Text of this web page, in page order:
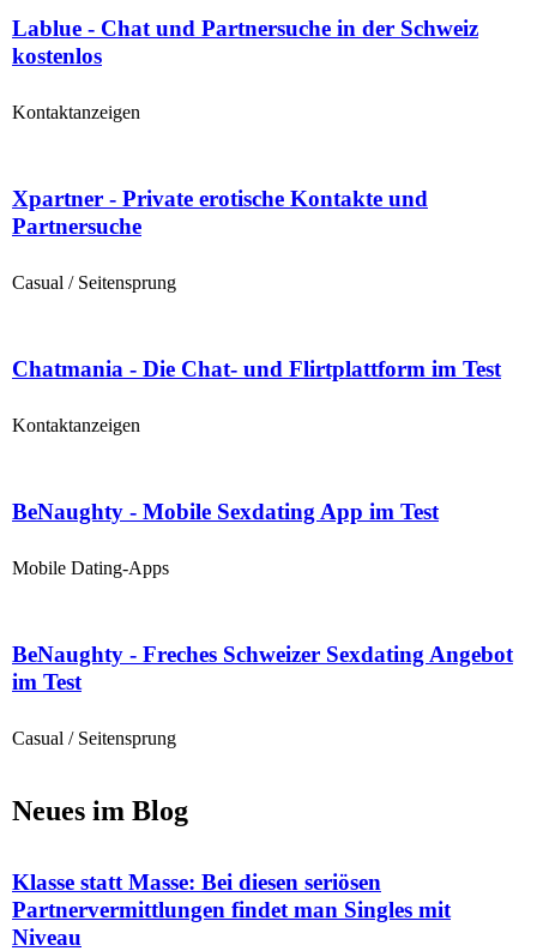
Lablue - Chat und Partnersuche in der Schweiz
kostenlos
Kontaktanzeigen
Xpartner - Private erotische Kontakte und
Partnersuche
Casual / Seitensprung
Chatmania - Die Chat- und Flirtplattform im Test
Kontaktanzeigen
BeNaughty - Mobile Sexdating App im Test
Mobile Dating-Apps
BeNaughty - Freches Schweizer Sexdating Angebot
im Test
Casual / Seitensprung
Neues im Blog
Klasse statt Masse: Bei diesen seriösen
Partnervermittlungen findet man Singles mit
Niveau